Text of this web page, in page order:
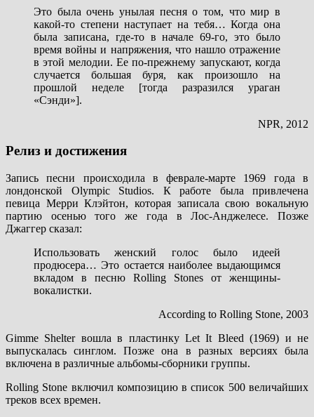
Это была очень унылая песня о том, что мир в
какой-то степени наступает на тебя… Когда она
была записана, где-то в начале 69-го, это было
время войны и напряжения, что нашло отражение
в этой мелодии. Ее по-прежнему запускают, когда
случается большая буря, как произошло на
прошлой неделе [тогда разразился ураган
«Сэнди»].
NPR, 2012
Релиз и достижения
Запись песни происходила в феврале-марте 1969 года в
лондонской Olympic Studios. К работе была привлечена
певица Мерри Клэйтон, которая записала свою вокальную
партию осенью того же года в Лос-Анджелесе. Позже
Джаггер сказал:
Использовать женский голос было идеей
продюсера… Это остается наиболее выдающимся
вкладом в песню Rolling Stones от женщины-
вокалистки.
According to Rolling Stone, 2003
Gimme Shelter вошла в пластинку Let It Bleed (1969) и не
выпускалась синглом. Позже она в разных версиях была
включена в различные альбомы-сборники группы.
Rolling Stone включил композицию в список 500 величайших
треков всех времен.